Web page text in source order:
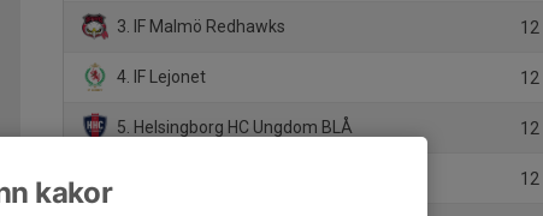
3. IF Malmö Redhawks 12
4. IF Lejonet 12
5. Helsingborg HC Ungdom BLÅ 12
12
kakor